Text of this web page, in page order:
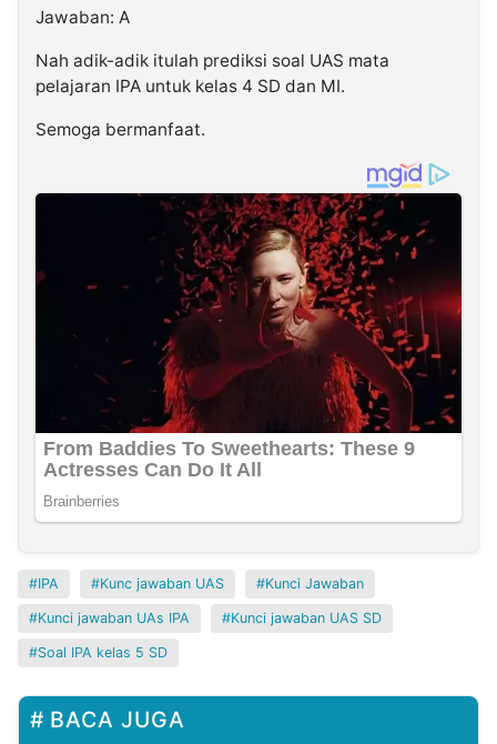
Jawaban: A
Nah adik-adik itulah prediksi soal UAS mata
pelajaran IPA untuk kelas 4 SD dan MI.
Semoga bermanfaat.
IPA Kunc jawaban UAS Kunci Jawaban
Kunci jawaban UAs IPA Kunci jawaban UAS SD
Soal IPA kelas 5 SD
BACA JUGA